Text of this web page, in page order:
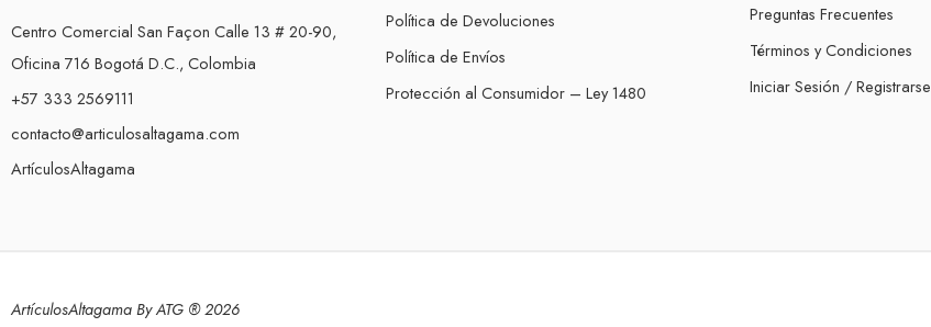
Centro Comercial San Façon Calle 13 # 20-90,
Oficina 716 Bogotá D.C., Colombia
+57 333 2569111
contacto@articulosaltagama.com
ArtículosAltagama
Política de Devoluciones
Política de Envíos
Protección al Consumidor – Ley 1480
Preguntas Frecuentes
Términos y Condiciones
Iniciar Sesión / Registrarse
ArtículosAltagama By ATG ® 2026